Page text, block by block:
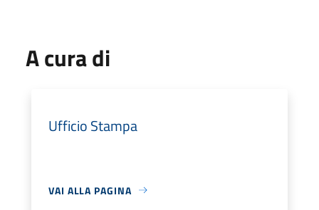
A cura di
Ufficio Stampa
VAI ALLA PAGINA